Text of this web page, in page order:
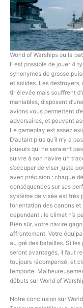
World of Warships ou la
Il est possible de jouer 4
synonymes de grosse
et solides. Les
tir élevée mais souffrent
maniables, disposent
avions vous permettent
adversaires, et peuvent
Le gameplay est assez
D’autant plus qu’il n’y a
joueurs qui ne seraient
suivre à son navire un
s’occuper de viser juste
avec précision : chaque
conséquences sur ses
système de visée est très
l’orientation des canons
cependant : le climat n’a
Bien sûr, votre navire
affrontement. Votre
au gré des batailles. Si
seront avantagés, il faut
toujours récompensé, et
l’emporte.
débuts sur World of
Notre conclusion sur